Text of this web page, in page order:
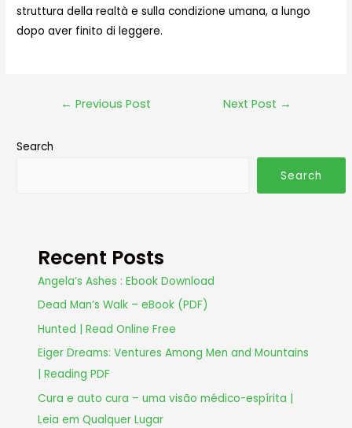
struttura della realtà e sulla condizione umana, a lungo
dopo aver finito di leggere.
← Previous Post Next Post →
Search
Search
Recent Posts
Angela’s Ashes : Ebook Download
Dead Man’s Walk – eBook (PDF)
Hunted | Read Online Free
Eiger Dreams: Ventures Among Men and Mountains
| Reading PDF
Cura e auto cura – uma visão médico-espírita |
Leia em Qualquer Lugar